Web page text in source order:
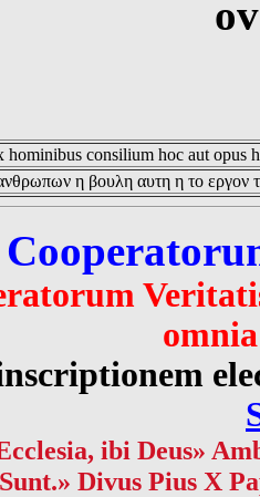
hominibus consilium hoc aut opus
η βουλη αυτη η το εργον
ibi Deus»
Sunt.» Divus Pius X